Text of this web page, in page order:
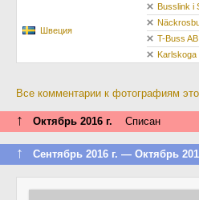
Швеция
Busslink i
T-Buss AB
Karlskoga
Все комментарии к фотографиям
↑ Октябрь 2016 г. Списан
↑ Сентябрь 2016 г. — Октябрь